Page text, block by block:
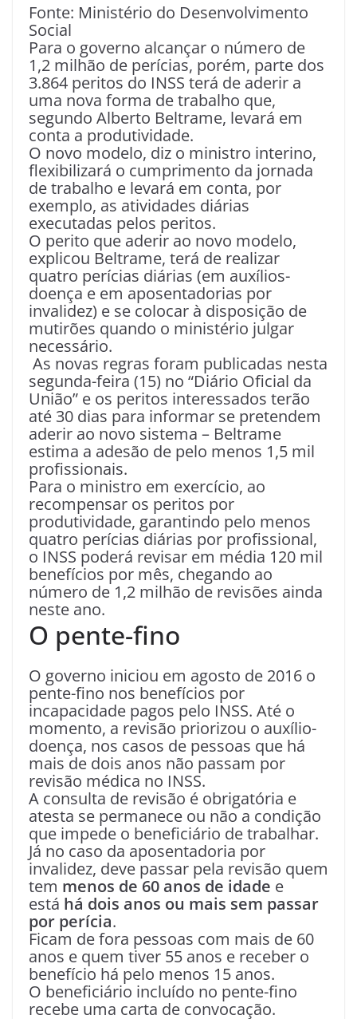
Fonte: Ministério do Desenvolvimento
Social
Para o governo alcançar o número de
1,2 milhão de perícias, porém, parte dos
3.864 peritos do INSS terá de aderir a
uma nova forma de trabalho que,
segundo Alberto Beltrame, levará em
conta a produtividade.
O novo modelo, diz o ministro interino,
flexibilizará o cumprimento da jornada
de trabalho e levará em conta, por
exemplo, as atividades diárias
executadas pelos peritos.
O perito que aderir ao novo modelo,
explicou Beltrame, terá de realizar
quatro perícias diárias (em auxílios-
doença e em aposentadorias por
invalidez) e se colocar à disposição de
mutirões quando o ministério julgar
necessário.
As novas regras foram publicadas nesta
segunda-feira (15) no “Diário Oficial da
União” e os peritos interessados terão
até 30 dias para informar se pretendem
aderir ao novo sistema – Beltrame
estima a adesão de pelo menos 1,5 mil
profissionais.
Para o ministro em exercício, ao
recompensar os peritos por
produtividade, garantindo pelo menos
quatro perícias diárias por profissional,
o INSS poderá revisar em média 120 mil
benefícios por mês, chegando ao
número de 1,2 milhão de revisões ainda
neste ano.
O pente-fino
O governo iniciou em agosto de 2016 o
pente-fino nos benefícios por
incapacidade pagos pelo INSS. Até o
momento, a revisão priorizou o auxílio-
doença, nos casos de pessoas que há
mais de dois anos não passam por
revisão médica no INSS.
A consulta de revisão é obrigatória e
atesta se permanece ou não a condição
que impede o beneficiário de trabalhar.
Já no caso da aposentadoria por
invalidez, deve passar pela revisão quem
tem menos de 60 anos de idade e
está há dois anos ou mais sem passar
por perícia.
Ficam de fora pessoas com mais de 60
anos e quem tiver 55 anos e receber o
benefício há pelo menos 15 anos.
O beneficiário incluído no pente-fino
recebe uma carta de convocação.